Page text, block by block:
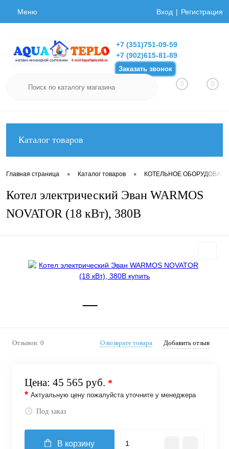
Меню Вход Регистрация
+7 (351)751-09-59
+7 (902)615-81-89
Заказать звонок
0 0
Каталог товаров
Главная страница • Каталог товаров • КОТЕЛЬНОЕ
Котел электрический Эван WARMOS
NOVATOR (18 кВт), 380В
Отзывов: 0 О возврате товара Добавить отзыв
Цена: 45 565 руб. *
* Актуальную цену пожалуйста уточните у менеджера
Под заказ
В корзину